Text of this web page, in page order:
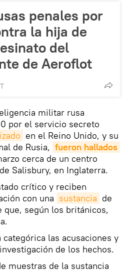
penales por
la hija de
del
de Aeroflot
militar rusa
por el servicio secreto
en el Reino Unido, y su
de Rusia, fueron hallados
cerca de un centro
Salisbury, en Inglaterra.
crítico y reciben
con una sustancia de
que, según los británicos,
las acusaciones y
de los hechos.
muestras de la sustancia